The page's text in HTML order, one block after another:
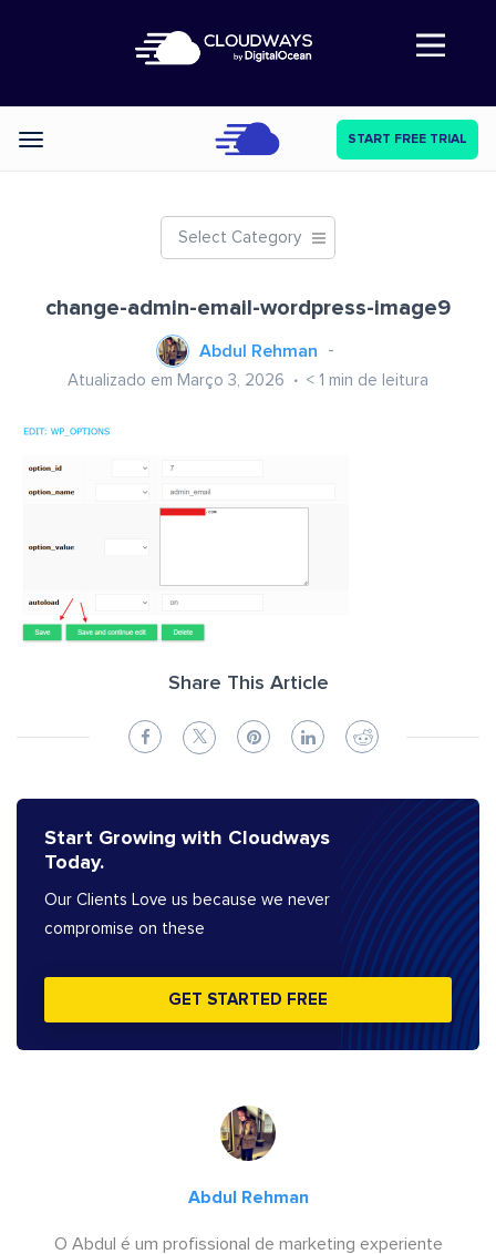
Abre a navegação
Categories START FREE TRIAL
Select Category
change-admin-email-wordpress-image9
Abdul Rehman
Atualizado em Março 3, 2026 < 1 min de leitura
Share This Article
Start Growing with Cloudways
Today.
Our Clients Love us because we never
compromise on these
GET STARTED FREE
Abdul Rehman
O Abdul é um profissional de marketing experiente